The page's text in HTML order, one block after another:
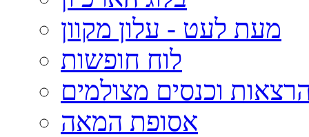
מעת לעט - עלון מקוון
לוח חופשות
וכנסים מצולמים
אסופת המאה